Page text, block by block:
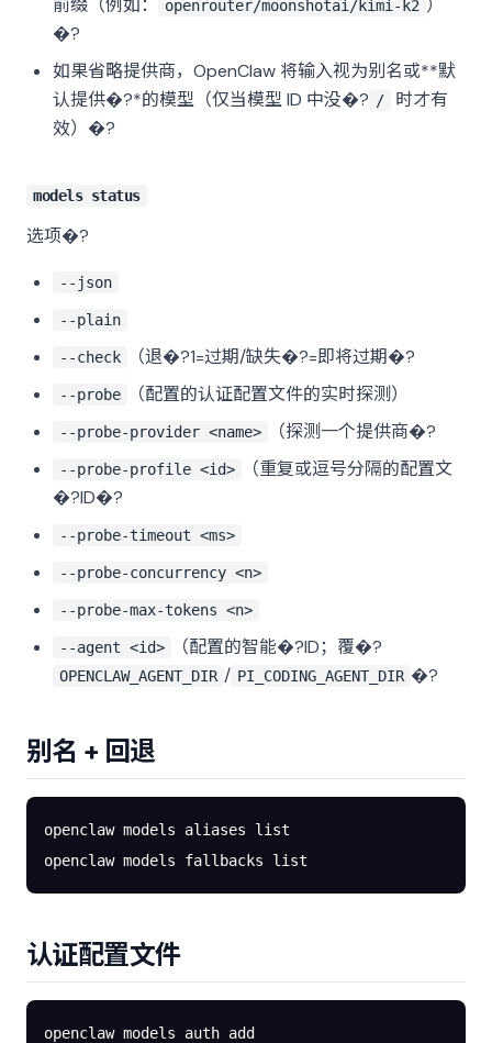
前缀（例如：
openrouter/moonshotai/kimi-k2 ）
�?
如果省略提供商，OpenClaw 将输入视为别名或**默
认提供�?*的模型（仅当模型 ID 中没�? /
时才有
效）�?
models status
选项�?
--json
--plain
--check （退�?1=过期/缺失�?=即将过期�?
--probe （配置的认证配置文件的实时探测）
--probe-provider <name> （探测一个提供商�?
--probe-profile <id>
（重复或逗号分隔的配置文
�?ID�?
--probe-timeout <ms>
--probe-concurrency <n>
--probe-max-tokens <n>
--agent <id> （配置的智能�?ID；覆�?
OPENCLAW_AGENT_DIR / PI_CODING_AGENT_DIR �?
别名 + 回退
openclaw models aliases list
openclaw models fallbacks list
认证配置文件
openclaw models auth add